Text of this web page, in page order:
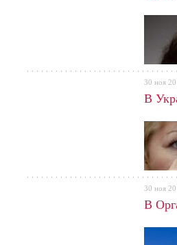
В
30 ноя
В
30 ноя